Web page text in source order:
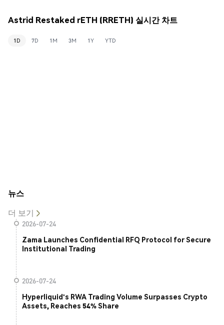
Astrid Restaked rETH (RRETH) 실시간 차트
1D 7D 1M 3M 1Y YTD
뉴스
더 보기
2026-07-24
Zama Launches Confidential RFQ Protocol for Secure
Institutional Trading
2026-07-24
Hyperliquid's RWA Trading Volume Surpasses Crypto
Assets, Reaches 54% Share